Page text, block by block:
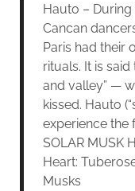
Hauto – During
Cancan
Paris had their
rituals. It is
and valley” —
kissed. Hauto
experience the
SOLAR MUSK
Heart:
Musks